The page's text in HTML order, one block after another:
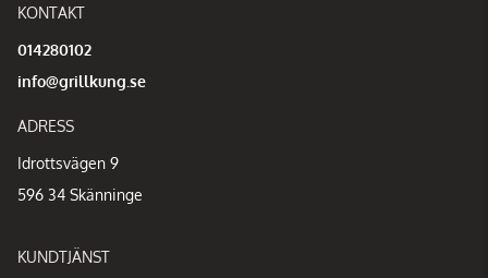
KONTAKT
014280102
info@grillkung.se
ADRESS
Idrottsvägen 9
596 34 Skänninge
KUNDTJÄNST